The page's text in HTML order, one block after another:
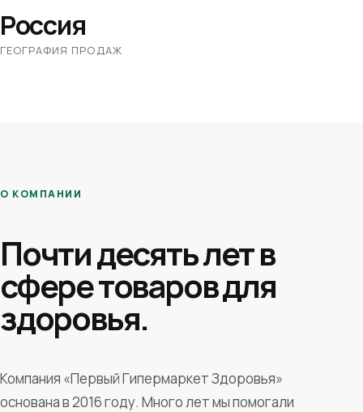
Россия
ГЕОГРАФИЯ ПРОДАЖ
О КОМПАНИИ
Почти десять лет в
сфере товаров для
здоровья.
Компания «Первый Гипермаркет Здоровья»
основана в 2016 году. Много лет мы помогали